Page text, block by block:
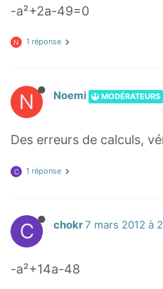
-a²+2a-49=0
N 1 réponse
N Noemi MODÉRATEURS
Des erreurs de calculs,
C 1 réponse
C chokr7 mars 2012 à
-a²+14a-48